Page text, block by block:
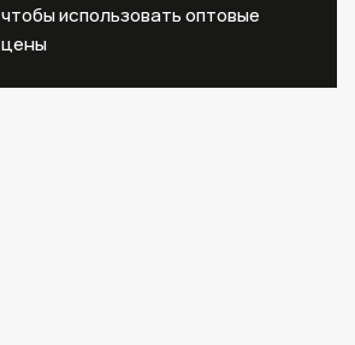
чтобы использовать оптовые
цены